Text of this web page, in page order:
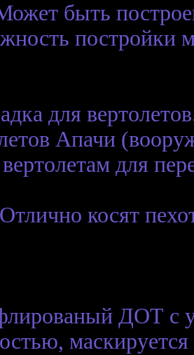
быть
постройки
для
Апачи
для
косят
ДОТ с
маскируется